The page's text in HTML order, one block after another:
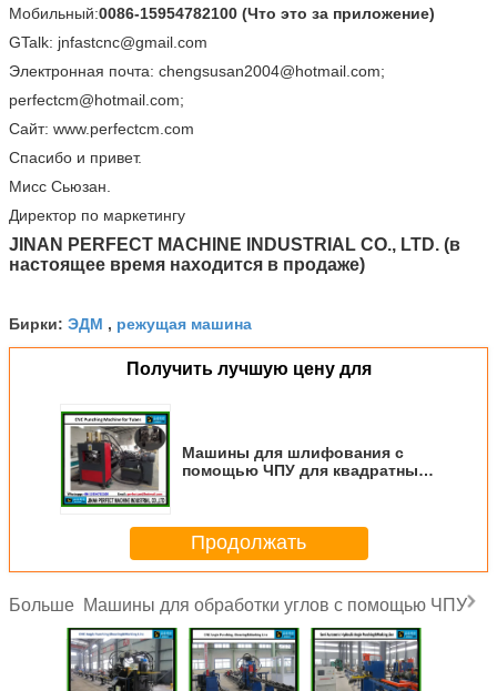
Мобильный:0086-15954782100 (Что это за приложение)
GTalk: jnfastcnc@gmail.com
Электронная почта: chengsusan2004@hotmail.com;
perfectcm@hotmail.com;
Сайт: www.perfectcm.com
Спасибо и привет.
Мисс Сьюзан.
Директор по маркетингу
JINAN PERFECT MACHINE INDUSTRIAL CO., LTD. (в
настоящее время находится в продаже)
Бирки: ЭДМ , режущая машина
Получить лучшую цену для
Машины для шлифования с
помощью ЧПУ для квадратных
Продолжать
Больше Машины для обработки углов с помощью ЧПУ